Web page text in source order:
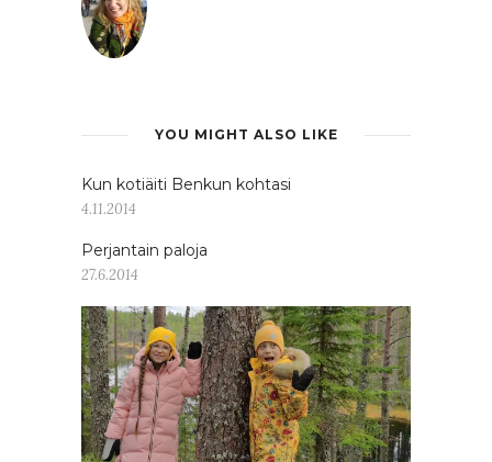
YOU MIGHT ALSO LIKE
Kun kotiäiti Benkun kohtasi
4.11.2014
Perjantain paloja
27.6.2014